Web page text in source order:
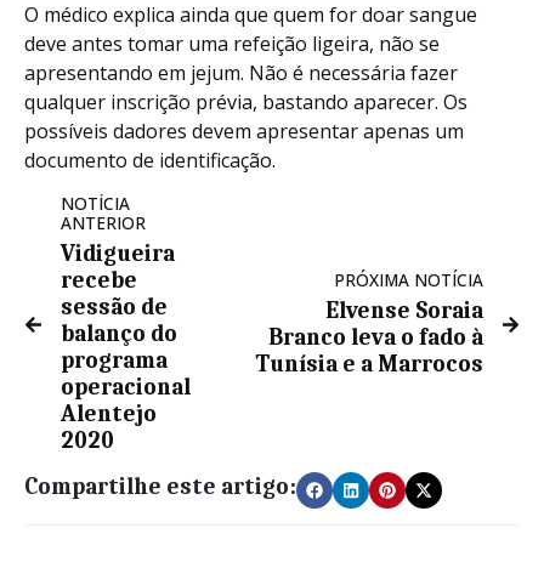
O médico explica ainda que quem for doar sangue
deve antes tomar uma refeição ligeira, não se
apresentando em jejum. Não é necessária fazer
qualquer inscrição prévia, bastando aparecer. Os
possíveis dadores devem apresentar apenas um
documento de identificação.
NOTÍCIA
ANTERIOR
Vidigueira
recebe
sessão de
balanço do
programa
operacional
Alentejo
2020
PRÓXIMA NOTÍCIA
Elvense Soraia
Branco leva o fado à
Tunísia e a Marrocos
Compartilhe este artigo: